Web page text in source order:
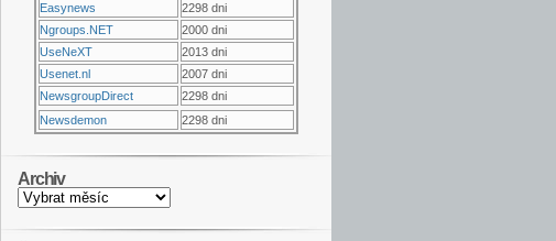
Easynews
2298 dni
Ngroups.NET
2000 dni
UseNeXT
2013 dni
Usenet.nl
2007 dni
NewsgroupDirect
2298 dni
Newsdemon
2298 dni
Archiv